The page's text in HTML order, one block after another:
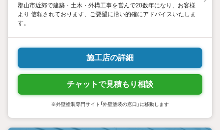
郡山市近郊で建築・土木・外構工事を営んで20数年になり、お客様
より 信頼されております、ご要望に沿い的確にアドバイスいたしま
す。
施工店の詳細
チャットで見積もり相談
※外壁塗装専門サイト「外壁塗装の窓口」に移動します